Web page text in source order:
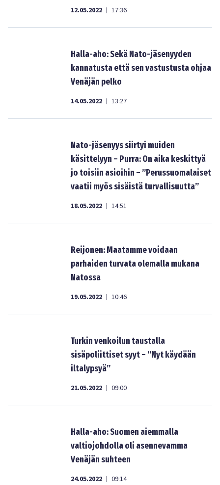
12.05.2022 | 17:36
Halla-aho: Sekä Nato-jäsenyyden
kannatusta että sen vastustusta ohjaa
Venäjän pelko
14.05.2022 | 13:27
Nato-jäsenyys siirtyi muiden
käsittelyyn – Purra: On aika keskittyä
jo toisiin asioihin – ”Perussuomalaiset
vaatii myös sisäistä turvallisuutta”
18.05.2022 | 14:51
Reijonen: Maatamme voidaan
parhaiden turvata olemalla mukana
Natossa
19.05.2022 | 10:46
Turkin venkoilun taustalla
sisäpoliittiset syyt – ”Nyt käydään
iltalypsyä”
21.05.2022 | 09:00
Halla-aho: Suomen aiemmalla
valtiojohdolla oli asennevamma
Venäjän suhteen
24.05.2022 | 09:14